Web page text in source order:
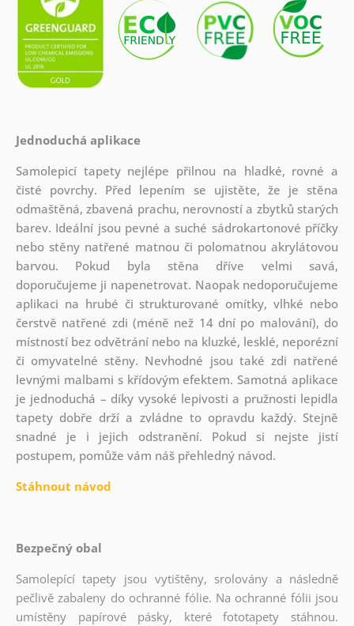
Jednoduchá aplikace
Samolepicí tapety nejlépe přilnou na hladké, rovné a
čisté povrchy. Před lepením se ujistěte, že je stěna
odmaštěná, zbavená prachu, nerovností a zbytků starých
barev. Ideální jsou pevné a suché sádrokartonové příčky
nebo stěny natřené matnou či polomatnou akrylátovou
barvou. Pokud byla stěna dříve velmi savá,
doporučujeme ji napenetrovat. Naopak nedoporučujeme
aplikaci na hrubé či strukturované omítky, vlhké nebo
čerstvě natřené zdi (méně než 14 dní po malování), do
místností bez odvětrání nebo na kluzké, lesklé, neporézní
či omyvatelné stěny. Nevhodné jsou také zdi natřené
levnými malbami s křídovým efektem. Samotná aplikace
je jednoduchá – díky vysoké lepivosti a pružnosti lepidla
tapety dobře drží a zvládne to opravdu každý. Stejně
snadné je i jejich odstranění. Pokud si nejste jistí
postupem, pomůže vám náš přehledný návod.
Stáhnout návod
Bezpečný obal
Samolepící tapety jsou vytištěny, srolovány a následně
pečlivě zabaleny do ochranné fólie. Na ochranné fólii jsou
umístěny papírové pásky, které fototapety stáhnou.